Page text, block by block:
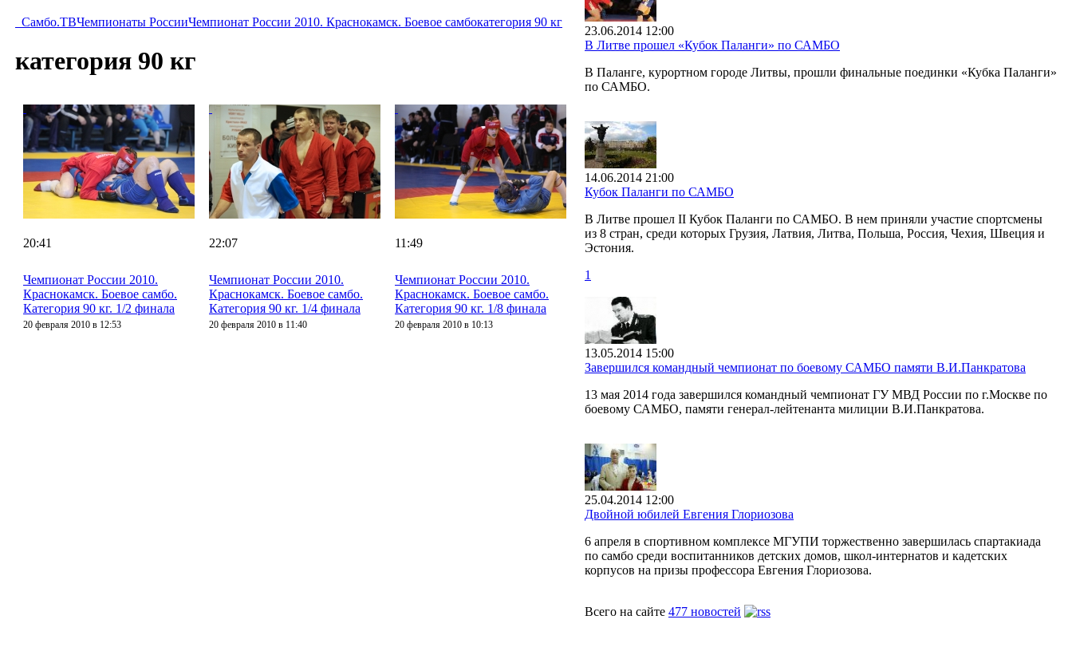
Самбо.ТВЧемпионаты РоссииЧемпионат России 2010. Краснокамск. Боевое самбокатегория 90 кг
категория 90 кг
20:41
Чемпионат России 2010.
Краснокамск. Боевое самбо.
Категория 90 кг. 1/2 финала
20 февраля 2010 в 12:53
22:07
Чемпионат России 2010.
Краснокамск. Боевое самбо.
Категория 90 кг. 1/4 финала
20 февраля 2010 в 11:40
11:49
Чемпионат России 2010.
Краснокамск. Боевое самбо.
Категория 90 кг. 1/8 финала
20 февраля 2010 в 10:13
23.06.2014 12:00
В Литве прошел «Кубок Паланги» по САМБО
В Паланге, курортном городе Литвы, прошли финальные поединки «Кубка Паланги»
по САМБО.
14.06.2014 21:00
Кубок Паланги по САМБО
В Литве прошел II Кубок Паланги по САМБО. В нем приняли участие спортсмены
из 8 стран, среди которых Грузия, Латвия, Литва, Польша, Россия, Чехия, Швеция и
Эстония.
1
13.05.2014 15:00
Завершился командный чемпионат по боевому САМБО памяти В.И.Панкратова
13 мая 2014 года завершился командный чемпионат ГУ МВД России по г.Москве по
боевому САМБО, памяти генерал-лейтенанта милиции В.И.Панкратова.
25.04.2014 12:00
Двойной юбилей Евгения Глориозова
6 апреля в спортивном комплексе МГУПИ торжественно завершилась спартакиада
по самбо среди воспитанников детских домов, школ-интернатов и кадетских
корпусов на призы профессора Евгения Глориозова.
Всего на сайте 477 новостей